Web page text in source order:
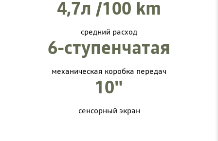
4,7л /100 km
cредний расход
6-ступенчатая
механическая коробка передач
10"
сенсорный экран